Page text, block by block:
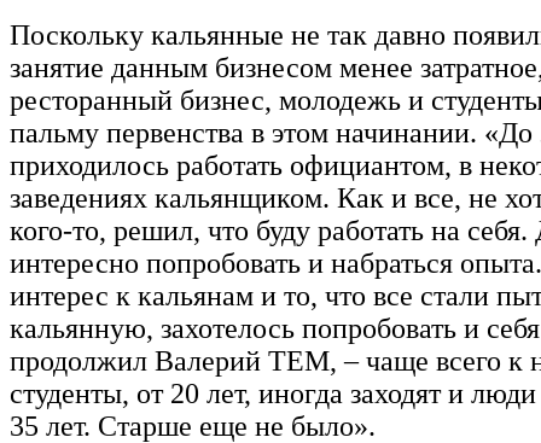
Поскольку кальянные не так давно
занятие данным бизнесом менее
ресторанный бизнес, молодежь и
пальму первенства в этом начинании. «До
приходилось работать официантом, в
заведениях кальянщиком. Как и все, не
кого-то, решил, что буду работать на
интересно попробовать и набраться
интерес к кальянам и то, что все стали
кальянную, захотелось попробовать и
продолжил Валерий ТЕМ, – чаще всего к
студенты, от 20 лет, иногда заходят и
35 лет. Старше еще не было».